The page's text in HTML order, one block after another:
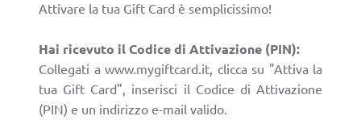
Attivare la tua Gift Card è semplicissimo!
Hai ricevuto il Codice di Attivazione (PIN):
Collegati a www.mygiftcard.it, clicca su "Attiva la
tua Gift Card", inserisci il Codice di Attivazione
(PIN) e un indirizzo e-mail valido.